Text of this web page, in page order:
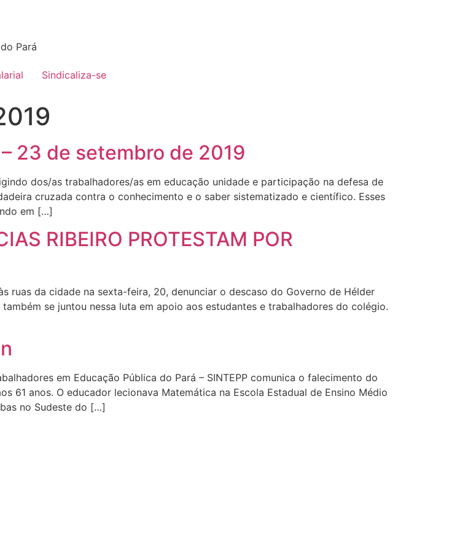
Pará
Sindicaliza-se
23 de setembro de 2019
dos/as trabalhadores/as em educação unidade e participação na defesa de
cruzada contra o conhecimento e o saber sistematizado e científico. Esses
em […]
RIBEIRO PROTESTAM POR
ruas da cidade na sexta-feira, 20, denunciar o descaso do Governo de Hélder
também se juntou nessa luta em apoio aos estudantes e trabalhadores do colégio.
em Educação Pública do Pará – SINTEPP comunica o falecimento do
61 anos. O educador lecionava Matemática na Escola Estadual de Ensino Médio
no Sudeste do […]